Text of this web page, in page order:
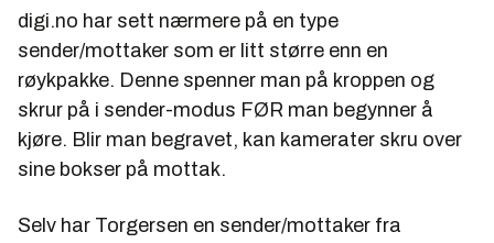
digi.no har sett nærmere på en type
sender/mottaker som er litt større enn en
røykpakke. Denne spenner man på kroppen og
skrur på i sender-modus FØR man begynner å
kjøre. Blir man begravet, kan kamerater skru over
sine bokser på mottak.
Selv har Torgersen en sender/mottaker fra